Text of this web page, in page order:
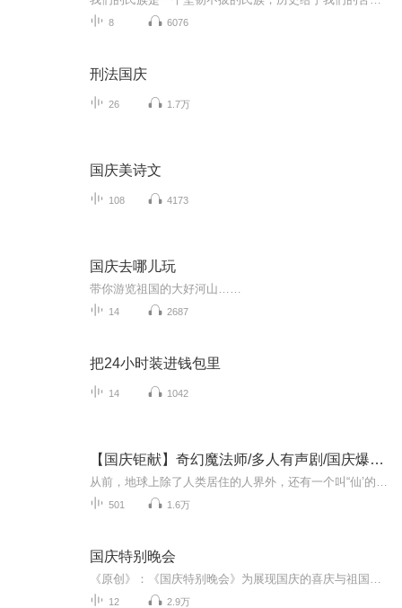
8 6076
刑法国庆
26 1.7万
国庆美诗文
108 4173
国庆去哪儿玩
带你游览祖国的大好河山……
14 2687
把24小时装进钱包里
14 1042
【国庆钜献】奇幻魔法师/多人有声剧/国庆爆更七天乐
501 1.6万
国庆特别晚会
12 2.9万